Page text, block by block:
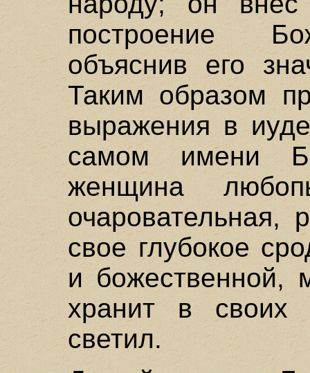
построение
объяснив его
Таким образом
выражения в
самом имени
женщина
очаровательная,
свое глубокое
и божественной,
хранит в
светил.